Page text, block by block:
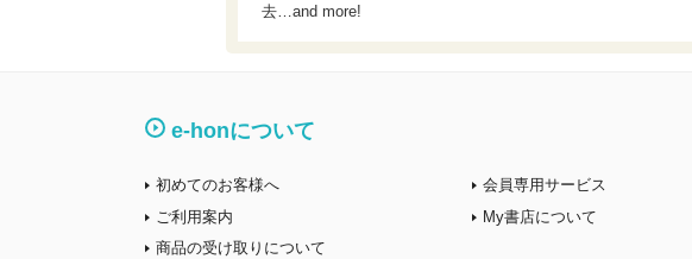
去…and more!
e-honについて
初めてのお客様へ
ご利用案内
商品の受け取りについて
会員専用サービス
My書店について